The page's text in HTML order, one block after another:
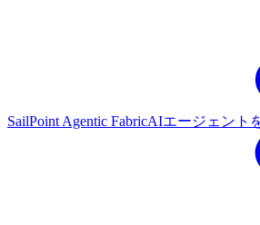
SailPoint Agentic FabricAIエージェント